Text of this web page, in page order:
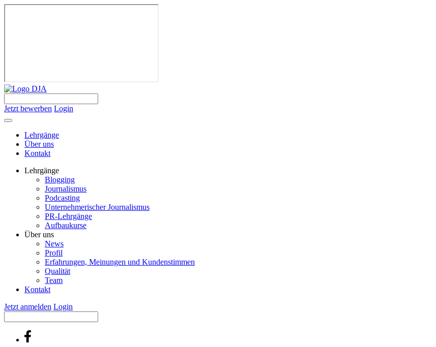
Jetzt bewerben Login
Lehrgänge
Über uns
Kontakt
Lehrgänge
Blogging
Journalismus
Podcasting
Unternehmerischer Journalismus
PR-Lehrgänge
Aufbaukurse
Über uns
News
Profil
Erfahrungen, Meinungen und Kundenstimmen
Qualität
Team
Kontakt
Jetzt anmelden Login